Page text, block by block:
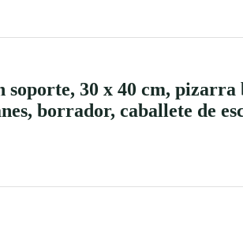
30 x 40 cm, pizarra
borrador, caballete de